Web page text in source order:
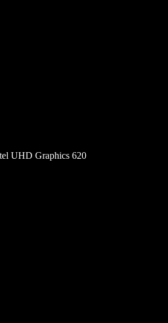
UHD Graphics 620